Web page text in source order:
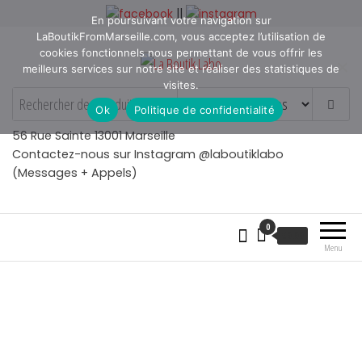
||
La Boutik Labo
La boutique de denicheur
de talents à Marseille en
Provence
56 Rue Sainte 13001 Marseille
Contactez-nous sur Instagram @laboutiklabo
(Messages + Appels)
Menu
0
En poursuivant votre navigation sur
LaBoutikFromMarseille.com, vous acceptez l’utilisation de
cookies fonctionnels nous permettant de vous offrir les
meilleurs services sur notre site et réaliser des statistiques de
visites.
Ok
Politique de confidentialité